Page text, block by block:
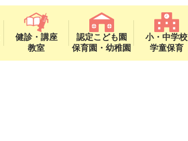
健診・講座
教室
認定こども園
保育園・幼稚園
小・中学校
学童保育